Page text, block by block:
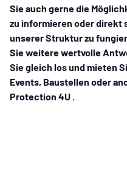
Sie auch gerne die
zu informieren oderdirekt
unserer Struktur zu
Sie weitere wertvolle
Sie gleich los und mieten
Events, Baustellen oder
Protection 4U